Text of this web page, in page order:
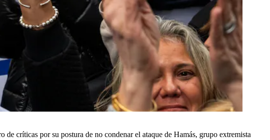
críticas por su postura de no condenar el ataque de Hamás, grupo extremista